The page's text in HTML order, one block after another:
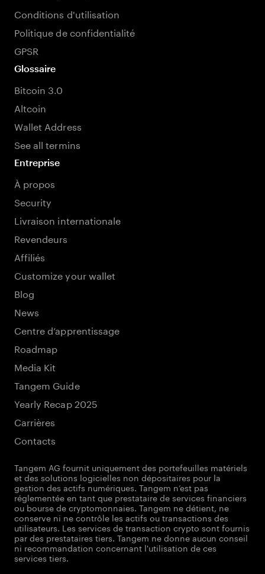
Conditions d'utilisation
Politique de confidentialité
GPSR
Glossaire
Bitcoin 3.0
Altcoin
Wallet Address
See all termins
Entreprise
À propos
Security
Livraison internationale
Revendeurs
Affiliés
Customize your wallet
Blog
News
Centre d’apprentissage
Roadmap
Media Kit
Tangem Guide
Yearly Recap 2025
Carrières
Contacts
Tangem AG fournit uniquement des portefeuilles matériels
et des solutions logicielles non dépositaires pour la
gestion des actifs numériques. Tangem n’est pas
réglementée en tant que prestataire de services financiers
ou bourse de cryptomonnaies. Tangem ne détient, ne
conserve ni ne contrôle les actifs ou transactions des
utilisateurs. Les services de transaction crypto sont fournis
par des prestataires tiers. Tangem ne donne aucun conseil
ni recommandation concernant l'utilisation de ces
services tiers.